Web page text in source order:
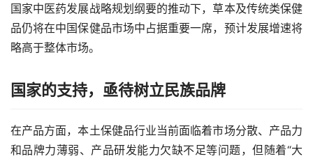
国家中医药发展战略规划纲要的推动下，草本及传统类保健
品仍将在中国保健品市场中占据重要一席，预计发展增速将
略高于整体市场。
国家的支持，亟待树立民族品牌
在产品方面，本土保健品行业当前面临着市场分散、产品力
和品牌力薄弱、产品研发能力欠缺不足等问题，但随着“大